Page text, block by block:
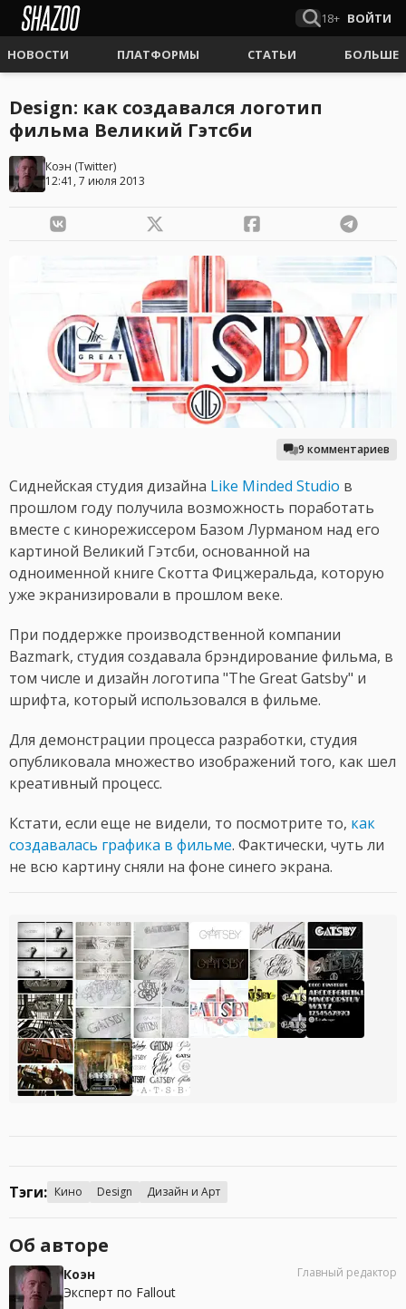
18+ ВОЙТИ
НОВОСТИ ПЛАТФОРМЫ СТАТЬИ БОЛЬШЕ
Design: как создавался логотип
фильма Великий Гэтсби
Коэн (Twitter)
12:41, 7 июля 2013
9 комментариев
Сиднейская студия дизайна Like Minded Studio в
прошлом году получила возможность поработать
вместе с кинорежиссером Базом Лурманом над его
картиной Великий Гэтсби, основанной на
одноименной книге Скотта Фицжеральда, которую
уже экранизировали в прошлом веке.
При поддержке производственной компании
Bazmark, студия создавала брэндирование фильма, в
том числе и дизайн логотипа "The Great Gatsby" и
шрифта, который использовался в фильме.
Для демонстрации процесса разработки, студия
опубликовала множество изображений того, как шел
креативный процесс.
Кстати, если еще не видели, то посмотрите то, как
создавалась графика в фильме. Фактически, чуть ли
не всю картину сняли на фоне синего экрана.
Тэги: Кино Design Дизайн и Арт
Об авторе
Коэн
Эксперт по Fallout
Главный редактор